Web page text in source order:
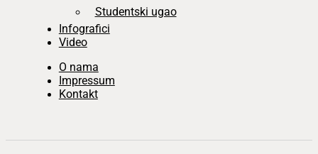
Studentski ugao
Infografici
Video
O nama
Impressum
Kontakt